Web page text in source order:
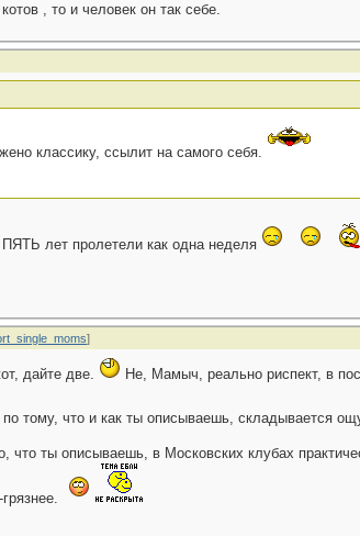
, то и человек он так себе.
классику, ссылит на самого себя.
ПЯТЬ лет пролетели как одна неделя
]
дайте две. Не, Мамыч, реально риспект, в
тому, что и как ты описываешь, складывается
ты описываешь, в Московских клубах